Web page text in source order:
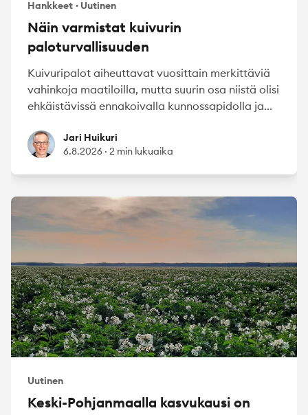
Hankkeet · Uutinen
Näin varmistat kuivurin
paloturvallisuuden
Kuivuripalot aiheuttavat vuosittain merkittäviä
vahinkoja maatiloilla, mutta suurin osa niistä olisi
ehkäistävissä ennakoivalla kunnossapidolla ja...
Jari HuikuriJari Huikuri
6.8.2026 · 2 min lukuaika
Uutinen
Keski-Pohjanmaalla kasvukausi on